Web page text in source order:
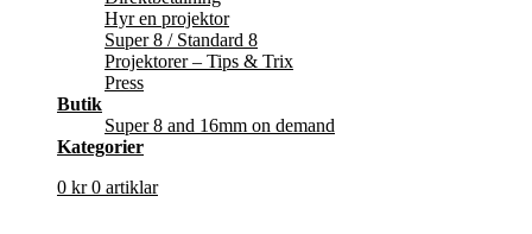
Hyr en projektor
Super 8 / Standard 8
Projektorer – Tips & Trix
Press
Butik
Super 8 and 16mm on demand
Kategorier
0 kr 0 artiklar